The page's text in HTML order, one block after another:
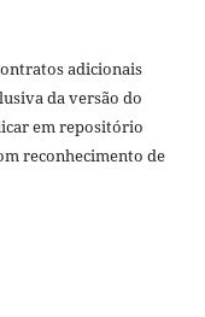
adicionais
da versão do
em repositório
reconhecimento de